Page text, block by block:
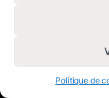
Politique de